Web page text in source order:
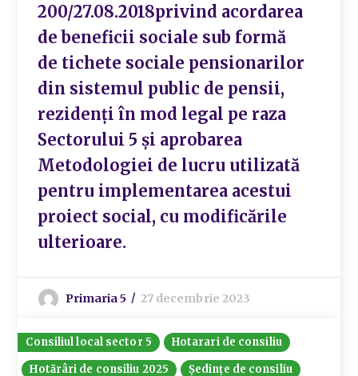
200/27.08.2018privind acordarea
de beneficii sociale sub formă
de tichete sociale pensionarilor
din sistemul public de pensii,
rezidenți în mod legal pe raza
Sectorului 5 și aprobarea
Metodologiei de lucru utilizată
pentru implementarea acestui
proiect social, cu modificările
ulterioare.
Primaria 5 27 decembrie 2023
Consiliul local sector 5
Hotarari de consiliu
Hotărâri de consiliu 2025
Ședințe de consiliu